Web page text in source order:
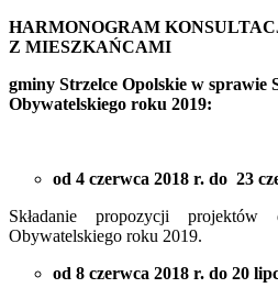
HARMONOGRAM
Z MIESZKAŃCAMI
gminy Strzelce Opolskie w sprawie
Obywatelskiego roku 2019:
od 4 czerwca 2018 r. do 23
Składanie propozycji projektów
Obywatelskiego roku 2019.
od 8 czerwca 2018 r. do 20